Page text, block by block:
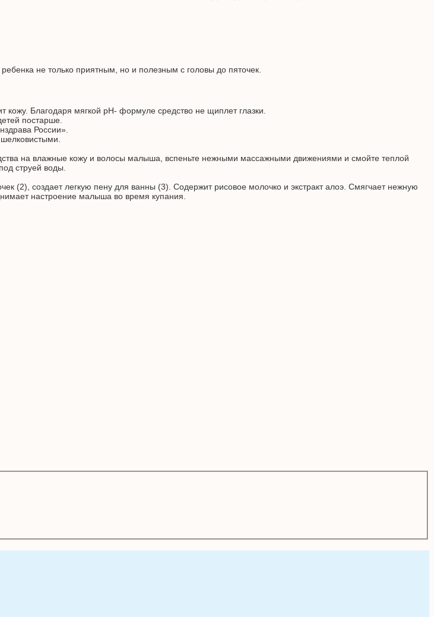
не только приятным, но и полезным с головы до пяточек.
Благодаря мягкой pH- формуле средство не щиплет глазки.
постарше.
России».
на влажные кожу и волосы малыша, вспеньте нежными массажными движениями и смойте теплой
струей воды.
создает легкую пену для ванны (3). Содержит рисовое молочко и экстракт алоэ. Смягчает нежную
настроение малыша во время купания.